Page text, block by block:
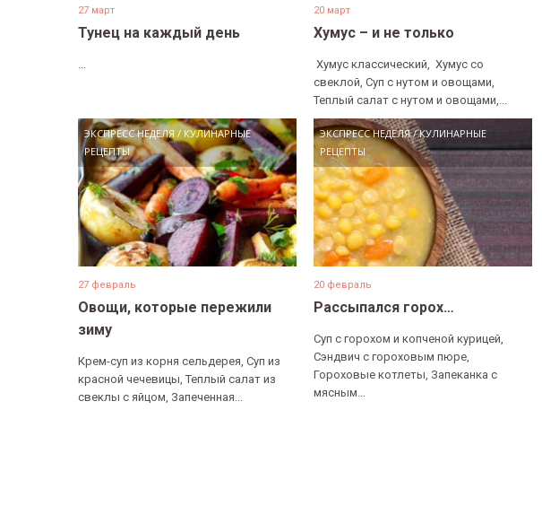
27 март
Тунец на каждый день
20 март
Хумус – и не только
​ Хумус классический, ​ Хумус со
свеклой, Суп с нутом и овощами, ​
Теплый салат с нутом и овощами,...
ЭКСПРЕСС НЕДЕЛЯ/КУЛИНАРНЫЕ
РЕЦЕПТЫ
27 февраль
Овощи, которые пережили
зиму
Крем-суп из корня сельдерея, Суп из
красной чечевицы, Теплый салат из
свеклы с яйцом, Запеченная...
ЭКСПРЕСС НЕДЕЛЯ/КУЛИНАРНЫЕ
РЕЦЕПТЫ
20 февраль
Рассыпался горох…
Суп с горохом и копченой курицей,
Сэндвич с гороховым пюре,
Гороховые котлеты, Запеканка с
мясным...